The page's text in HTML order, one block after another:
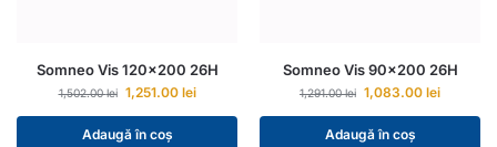
Somneo Vis 120×200 26H
1,502.00lei 1,251.00 lei
Adaugă în coș
Somneo Vis 90×200 26H
1,291.00lei 1,083.00 lei
Adaugă în coș